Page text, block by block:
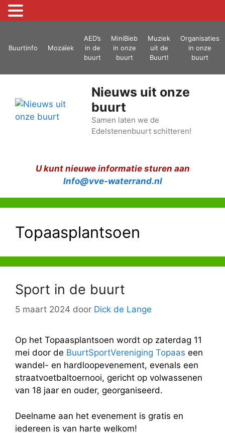
deBuurtinfo Mozaïek
AED’s
in de
buurt
MiniBieb
in onze
buurt
Muziek
uit de
Buurt!
Organisaties
in onze
buurt
Nieuws uit onze
buurt
Samen laten we de
Edelstenenbuurt schitteren!
U kunt nieuwe informatie sturen aan
Info@vve-waterrand.nl
Topaasplantsoen
Sport in de buurt
5 maart 2024 door Dick de Lange
Op het Topaasplantsoen wordt op zaterdag 11
mei door de BuurtSportVereniging Topaas een
wandel- en hardloopevenement, evenals een
straatvoetbaltoernooi, gericht op volwassenen
van 18 jaar en ouder, georganiseerd.
Deelname aan het evenement is gratis en
iedereen is van harte welkom!